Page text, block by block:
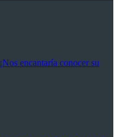
encantaría conocer su